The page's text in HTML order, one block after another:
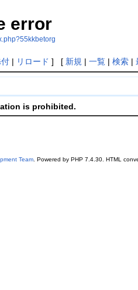
error
| リロード ] [ 新規 | 一覧| 検索|
is prohibited.
Team. Powered by PHP 7.4.30. HTML